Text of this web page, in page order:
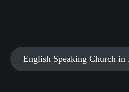
English Speaking Church in